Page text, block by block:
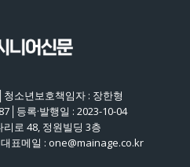
청소년보호책임자 : 장한형
등록·발행일 : 2023-10-04
로 48, 정원빌딩 3층
표메일 : one@mainage.co.kr